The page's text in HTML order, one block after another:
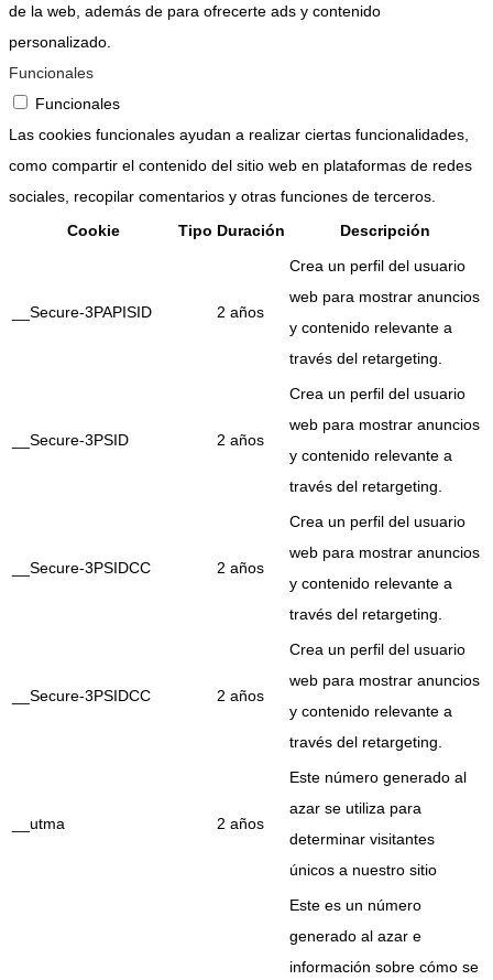
de la web, además de para ofrecerte ads y contenido
personalizado.
Funcionales
Funcionales
Las cookies funcionales ayudan a realizar ciertas funcionalidades,
como compartir el contenido del sitio web en plataformas de redes
sociales, recopilar comentarios y otras funciones de terceros.
Cookie
Tipo Duración Descripción
__Secure-3PAPISID 2 años
Crea un perfil del usuario
web para mostrar anuncios
y contenido relevante a
través del retargeting.
__Secure-3PSID 2 años
Crea un perfil del usuario
web para mostrar anuncios
y contenido relevante a
través del retargeting.
__Secure-3PSIDCC 2 años
Crea un perfil del usuario
web para mostrar anuncios
y contenido relevante a
través del retargeting.
__Secure-3PSIDCC 2 años
Crea un perfil del usuario
web para mostrar anuncios
y contenido relevante a
través del retargeting.
__utma 2 años
Este número generado al
azar se utiliza para
determinar visitantes
únicos a nuestro sitio
Este es un número
generado al azar e
información sobre cómo se